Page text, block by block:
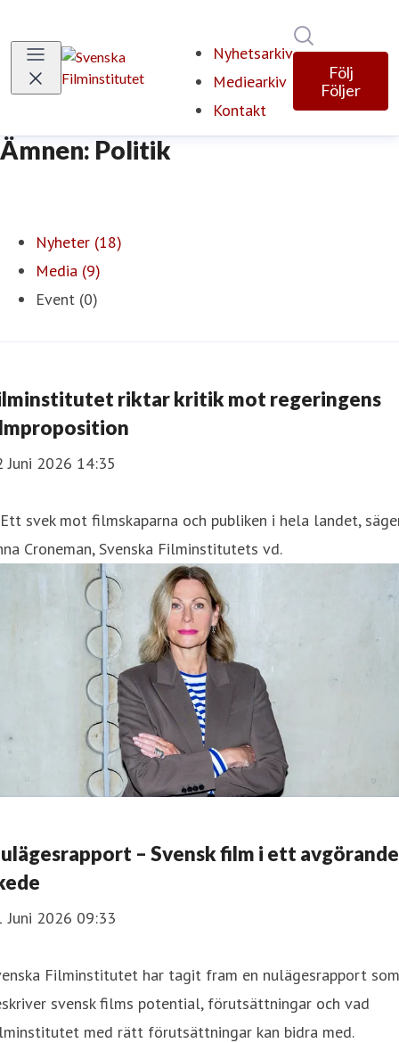
Nyhetsarkiv
Mediearkiv
Kontakt
Följ
Följer
Ämnen: Politik
Nyheter (18)
Media (9)
Event (0)
riktar kritik mot regeringens
Juni 2026 14:35
svek mot filmskaparna och publiken i hela landet,
Croneman , Svenska Filminstitutets vd.
– Svensk film i ett avgörande
Juni 2026 09:33
Filminstitutet har tagit fram en nulägesrapport som
svensk films potential, förutsättningar och vad
med rätt förutsättningar kan bidra med.